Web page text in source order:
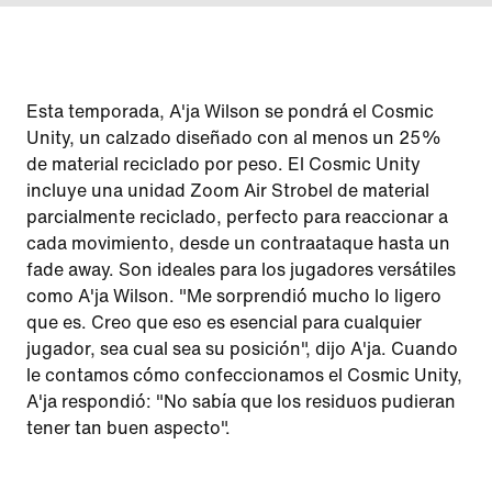
Esta temporada, A'ja Wilson se pondrá el Cosmic
Unity, un calzado diseñado con al menos un 25%
de material reciclado por peso. El Cosmic Unity
incluye una unidad Zoom Air Strobel de material
parcialmente reciclado, perfecto para reaccionar a
cada movimiento, desde un contraataque hasta un
fade away. Son ideales para los jugadores versátiles
como A'ja Wilson. "Me sorprendió mucho lo ligero
que es. Creo que eso es esencial para cualquier
jugador, sea cual sea su posición", dijo A'ja. Cuando
le contamos cómo confeccionamos el Cosmic Unity,
A'ja respondió: "No sabía que los residuos pudieran
tener tan buen aspecto".